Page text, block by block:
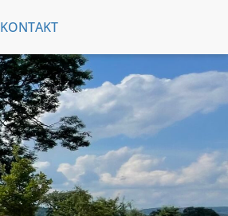
KONTAKT